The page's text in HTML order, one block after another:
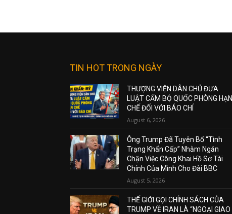
TIN HOT TRONG NGÀY
THƯỢNG VIỆN DÂN CHỦ ĐƯA
LUẬT CẤM BỘ QUỐC PHÒNG HẠN
CHẾ ĐỐI VỚI BÁO CHÍ
August 6, 2026
Ông Trump Đã Tuyên Bố “Tình
Trạng Khẩn Cấp” Nhằm Ngăn
Chặn Việc Công Khai Hồ Sơ Tài
Chính Của Mình Cho Đài BBC
August 5, 2026
THẾ GIỚI GỌI CHÍNH SÁCH CỦA
TRUMP VỀ IRAN LÀ “NGOẠI GIAO